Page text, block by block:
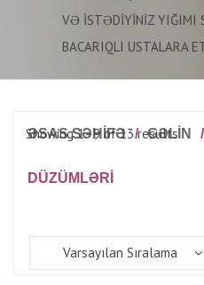
VƏ ISTƏDIYINIZ YIĞIMI
BACARIQLI USTALARA
ƏSAS SƏHİFƏ / GƏLIN /
DÜZÜMLƏRI
Showing 1–9 of 13 results
Varsayılan Sıralama